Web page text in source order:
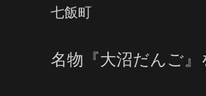
七飯町
名物『大沼だんご』